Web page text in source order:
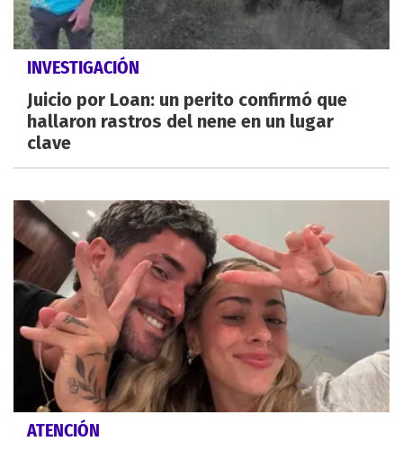
INVESTIGACIÓN
Juicio por Loan: un perito confirmó que
hallaron rastros del nene en un lugar
clave
ATENCIÓN